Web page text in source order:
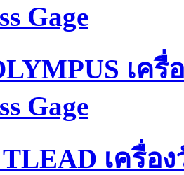
Gage
เค
Gage
TLEAD เครื่